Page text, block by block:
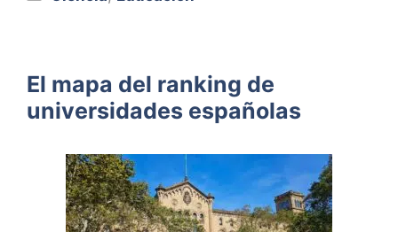
El mapa del ranking de
universidades españolas